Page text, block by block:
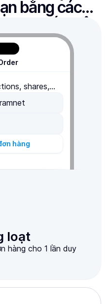
bằng cách
tác, xây
shares,
hàng
loạt
hàng cho 1 lần duy